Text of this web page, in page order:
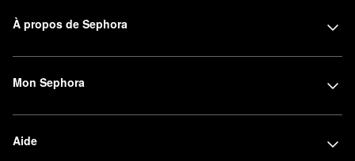
À propos de Sephora
Mon Sephora
Aide